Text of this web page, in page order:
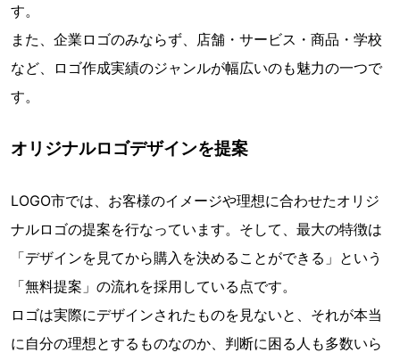
す。
また、企業ロゴのみならず、店舗・サービス・商品・学校
など、ロゴ作成実績のジャンルが幅広いのも魅力の一つで
す。
オリジナルロゴデザインを提案
LOGO市では、お客様のイメージや理想に合わせたオリジ
ナルロゴの提案を行なっています。そして、最大の特徴は
「デザインを見てから購入を決めることができる」という
「無料提案」の流れを採用している点です。
ロゴは実際にデザインされたものを見ないと、それが本当
に自分の理想とするものなのか、判断に困る人も多数いら